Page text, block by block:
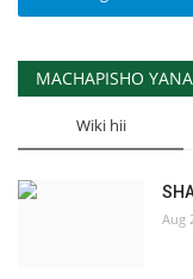
MACHAPISHO
Wiki hii
Aug